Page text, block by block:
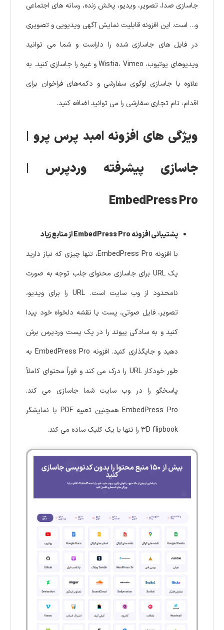
جاسازی صدا، تصویر، ویدیو، پخش زنده، رسانه های اجتماعی
و… است. این افزونه قابلیت نمایش آگهی ویدیویی و تصویری
در فایل های جاسازی شده را داراست و شما می توانید
ویدیوهای یوتیوب، Wistia، Vimeo و غیره را جاسازی کنید. به
علاوه با جاسازی لوگوی سفارشی و دکمه‌های فراخوان برای
اقدام، نام تجاری سفارشی را می توانید اضافه کنید.
ویژگی های افزونه امبد پرس پرو |
جاسازی پیشرفته وردپرس |
EmbedPress Pro
پشتیبانی افزونه EmbedPress Pro از منابع زیاد
با افزونه EmbedPress Pro، تنها چیزی که نیاز دارید
یک URL برای جاسازی محتوای جلب توجه به صورت
نامحدود از وب سایت است. URL را برای ویدیو،
تصویر، فایل صوتی، پست یا نقشه دلخواه خود پیدا
کنید و به سادگی پیوند را در یک پست وردپرس برش
دهید و جایگذاری کنید. افزونه EmbedPress Pro به
طور خودکار URL را درک می کند و فوراً محتوای کاملاً
پاسخگو را در وب سایت شما جاسازی می کند.
EmbedPress Pro همچنین تعبیه PDF با نمایشگر
3D flipbook را تنها با یک کلیک ساده می کند.